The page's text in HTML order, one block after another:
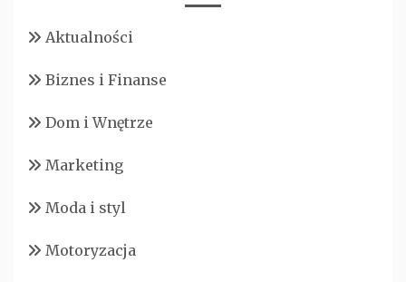
Aktualności
Biznes i Finanse
Dom i Wnętrze
Marketing
Moda i styl
Motoryzacja